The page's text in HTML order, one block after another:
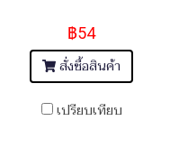
฿54
สั่งซื้อสินค้า
เปรียบเทียบ